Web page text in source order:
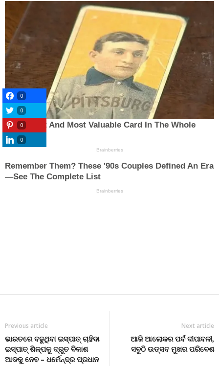
Previous article
ଭାରତରେ ବଢୁଥିବା ଇସ୍ପାତ୍ ଚାହିଦା
ଇସ୍ପାତ୍ ଶିଳ୍ପକୁ ଦ୍ରୁତ ବିକାଶ
ଆଡକୁ ନେବ – ଧର୍ମେନ୍ଦ୍ର ପ୍ରଧାନ
Next article
ଆଜି ଆଲୋକର ପର୍ବ ଦୀପାବଳୀ,
ସବୁଠି ଉତ୍ସବ ମୁଖର ପରିବେଶ
0
0
0
0